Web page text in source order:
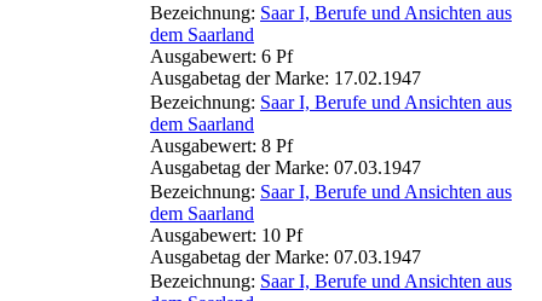
Bezeichnung: Saar I, Berufe und Ansichten aus
dem Saarland
Ausgabewert: 6 Pf
Ausgabetag der Marke: 17.02.1947
Bezeichnung: Saar I, Berufe und Ansichten aus
dem Saarland
Ausgabewert: 8 Pf
Ausgabetag der Marke: 07.03.1947
Bezeichnung: Saar I, Berufe und Ansichten aus
dem Saarland
Ausgabewert: 10 Pf
Ausgabetag der Marke: 07.03.1947
Bezeichnung: Saar I, Berufe und Ansichten aus